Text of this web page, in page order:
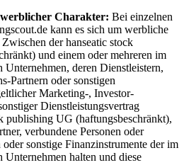
Charakter: Bei einzelnen
kann es sich um werbliche
der hanseatic stock
und einem oder mehreren im
deren Dienstleistern,
Partnern oder sonstigen
Marketing-, Investor-
Dienstleistungsvertrag
publishing UG (haftungsbeschränkt),
verbundene Personen oder
sonstige Finanzinstrumente der im
halten und diese